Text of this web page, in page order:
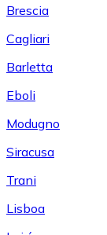
Brescia
Cagliari
Barletta
Eboli
Modugno
Siracusa
Trani
Lisboa